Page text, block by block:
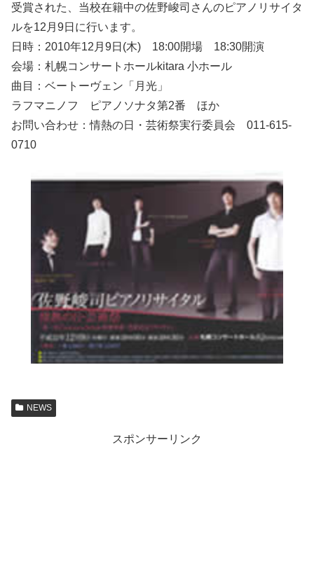
受賞された、当校在籍中の佐野峻司さんのピアノリサイタ
ルを12月9日に行います。
日時：2010年12月9日(木) 18:00開場 18:30開演
会場：札幌コンサートホールkitara 小ホール
曲目：ベートーヴェン「月光」
ラフマニノフ ピアノソナタ第2番 ほか
お問い合わせ：情熱の日・芸術祭実行委員会 011-615-
0710
NEWS
スポンサーリンク